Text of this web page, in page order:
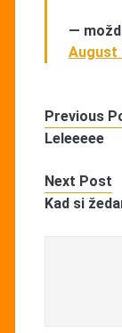
—
August
Previous
Leleeeee
Next Post
Kad si